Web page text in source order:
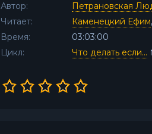
Автор:
Петрановская
Читает:
Каменецкий Ефим,
Время:
03:03:00
Цикл:
Что делать если...